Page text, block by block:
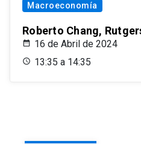
Macroeconomía
Roberto Chang,
16 de Abril de 2024
13:35 a 14:35